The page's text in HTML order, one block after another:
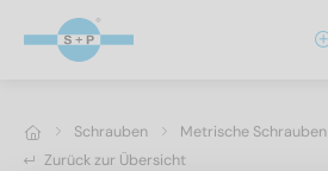
Schrauben Metrische Schrauben
Zurück zur Übersicht